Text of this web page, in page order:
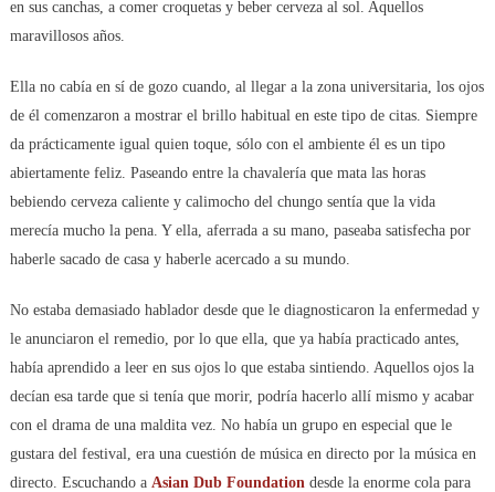
en sus canchas, a comer croquetas y beber cerveza al sol. Aquellos
maravillosos años.
Ella no cabía en sí de gozo cuando, al llegar a la zona universitaria, los ojos
de él comenzaron a mostrar el brillo habitual en este tipo de citas. Siempre
da prácticamente igual quien toque, sólo con el ambiente él es un tipo
abiertamente feliz. Paseando entre la chavalería que mata las horas
bebiendo cerveza caliente y calimocho del chungo sentía que la vida
merecía mucho la pena. Y ella, aferrada a su mano, paseaba satisfecha por
haberle sacado de casa y haberle acercado a su mundo.
No estaba demasiado hablador desde que le diagnosticaron la enfermedad y
le anunciaron el remedio, por lo que ella, que ya había practicado antes,
había aprendido a leer en sus ojos lo que estaba sintiendo. Aquellos ojos la
decían esa tarde que si tenía que morir, podría hacerlo allí mismo y acabar
con el drama de una maldita vez. No había un grupo en especial que le
gustara del festival, era una cuestión de música en directo por la música en
directo. Escuchando a Asian Dub Foundation desde la enorme cola para